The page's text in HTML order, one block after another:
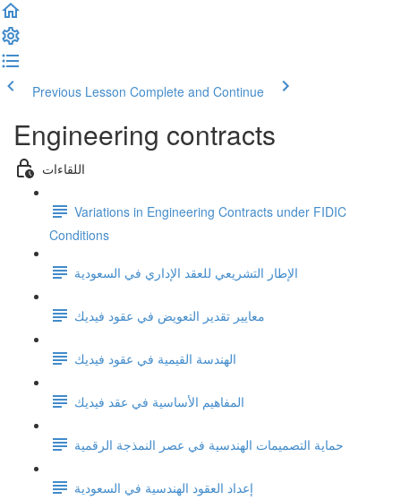
Previous Lesson Complete and Continue
Engineering contracts
اللقاءات
Variations in Engineering Contracts under FIDIC
Conditions
الإطار التشريعي للعقد الإداري في السعودية
معايير تقدير التعويض في عقود فيديك
الهندسة القيمية في عقود فيديك
المفاهيم الأساسية في عقد فيديك
حماية التصميمات الهندسية في عصر النمذجة الرقمية
إعداد العقود الهندسية في السعودية